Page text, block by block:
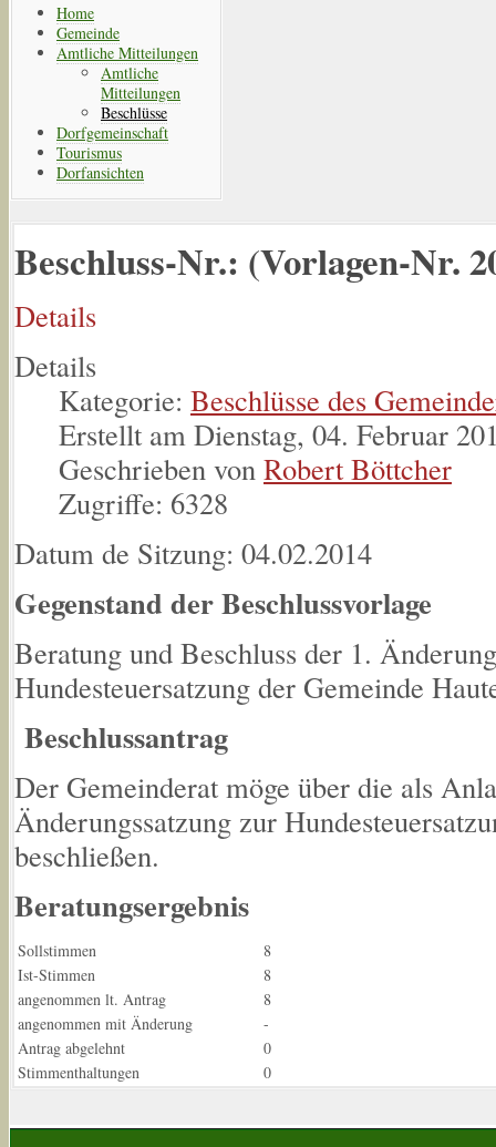
Home
Gemeinde
Amtliche Mitteilungen
Amtliche
Mitteilungen
Beschlüsse
Dorfgemeinschaft
Tourismus
Dorfansichten
Beschluss-Nr.: (Vorlagen-Nr.
Details
Details
Kategorie: Beschlüsse des
Erstellt am Dienstag, 04. Februar
Geschrieben von Robert Böttcher
Zugriffe: 6328
Datum de Sitzung: 04.02.2014
Gegenstand der Beschlussvorlage
Beratung und Beschluss der 1.
Hundesteuersatzung der Gemeinde
Beschlussantrag
Der Gemeinderat möge über die als
Änderungssatzung zur
beschließen.
Beratungsergebnis
Sollstimmen
8
Ist-Stimmen
8
angenommen lt. Antrag
8
angenommen mit Änderung
-
Antrag abgelehnt
0
Stimmenthaltungen
0